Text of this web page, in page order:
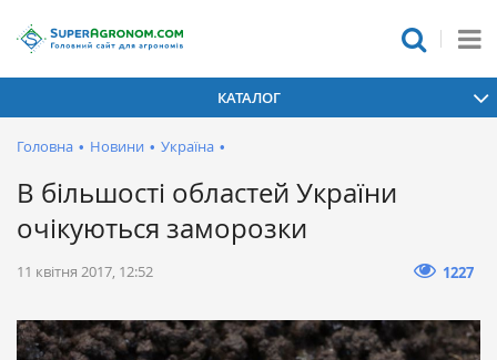
КАТАЛОГ
Головна • Новини • Україна •
В більшості областей України
очікуються заморозки
11 квітня 2017, 12:52 1227